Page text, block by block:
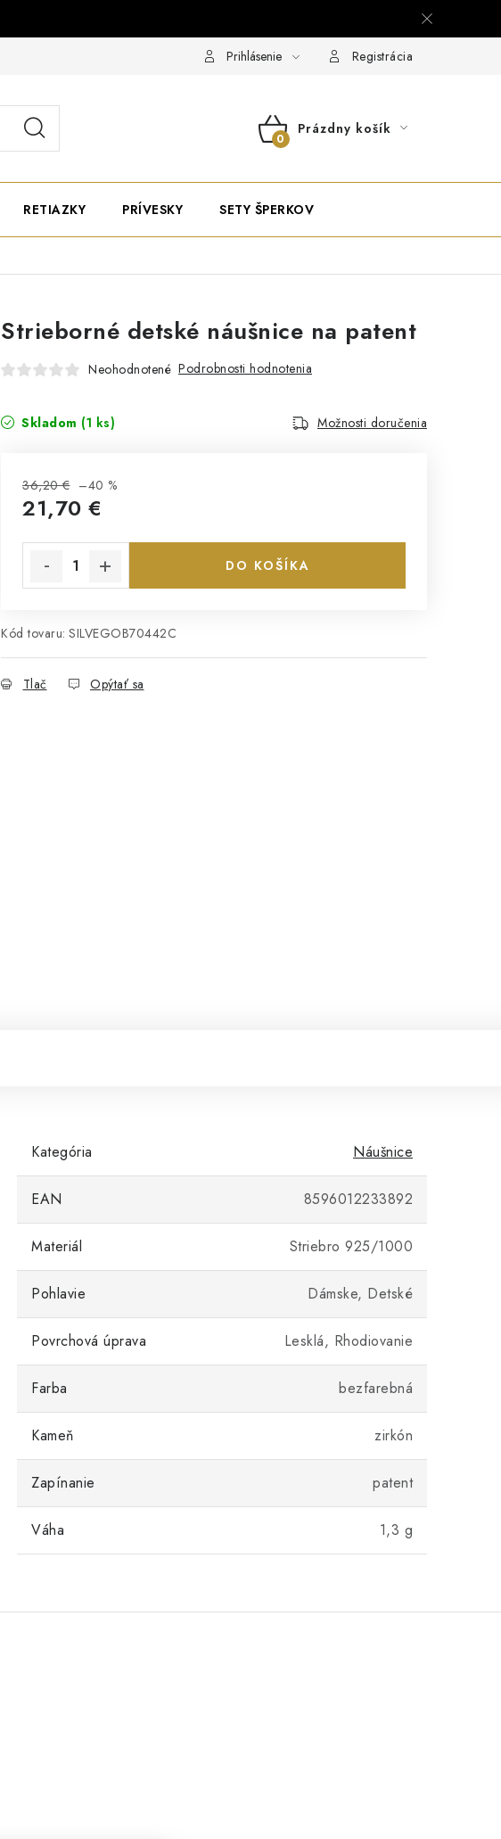
Prihlásenie Registrácia
NÁKUPNÝ
Prázdny košík
RETIAZKY PRÍVESKY SETY ŠPERKOV
Strieborné detské náušnice na patent
Neohodnotené Podrobnosti hodnotenia
Skladom (1 ks) Možnosti doručenia
36,20 € –40 %
21,70 €
DO KOŠÍKA
Kód tovaru: SILVEGOB70442C
Tlač Opýtať sa
Kategória Náušnice
EAN 8596012233892
Materiál Striebro 925/1000
Pohlavie Dámske, Detské
Povrchová úprava Lesklá, Rhodiovanie
Farba bezfarebná
Kameň zirkón
Zapínanie patent
Váha 1,3 g